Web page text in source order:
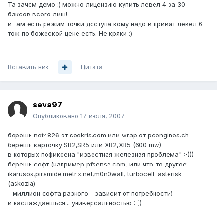
Та зачем демо :) можно лицензию купить левел 4 за 30
баксов всего лиш!
и там есть режим точки доступа кому надо в приват левел 6
тож по божеской цене есть. Не кряки :)
Вставить ник Цитата
seva97
Опубликовано 17 июля, 2007
берешь net4826 от soekris.com или wrap от pcengines.ch
берешь карточку SR2,SR5 или XR2,XR5 (600 mw)
в которых пофиксена "известная железная проблема" :-)))
берешь софт (например pfsense.com, или что-то другое:
ikarusos,piramide.metrix.net,m0n0wall, turbocell, asterisk
(askozia)
- миллион софта разного - зависит от потребности)
и наслаждаешься... универсальностью :-))